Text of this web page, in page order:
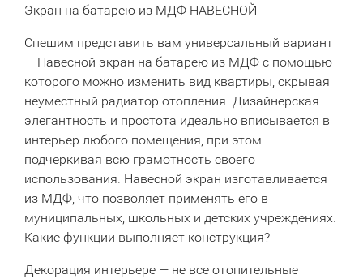
Экран на батарею из МДФ НАВЕСНОЙ
Спешим представить вам универсальный вариант
— Навесной экран на батарею из МДФ с помощью
которого можно изменить вид квартиры, скрывая
неуместный радиатор отопления. Дизайнерская
элегантность и простота идеально вписывается в
интерьер любого помещения, при этом
подчеркивая всю грамотность своего
использования. Навесной экран изготавливается
из МДФ, что позволяет применять его в
муниципальных, школьных и детских учреждениях.
Какие функции выполняет конструкция?
Декорация интерьере — не все отопительные